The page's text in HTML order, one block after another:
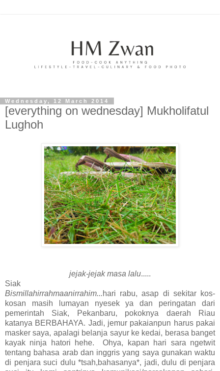
Wednesday, 12 March 2014
[everything on wednesday] Mukholifatul
Lughoh
jejak-jejak masa lalu.....
Siak
Bismillahirrahmaanirrahim...hari rabu, asap di sekitar kos-
kosan masih lumayan nyesek ya dan peringatan dari
pemerintah Siak, Pekanbaru, pokoknya daerah Riau
katanya BERBAHAYA. Jadi, jemur pakaianpun harus pakai
masker saya, apalagi belanja sayur ke kedai, berasa banget
kayak ninja hatori hehe. Ohya, kapan hari sara ngetwit
tentang bahasa arab dan inggris yang saya gunakan waktu
di penjara suci dulu *tsah,bahasanya*, jadi, dulu di penjara